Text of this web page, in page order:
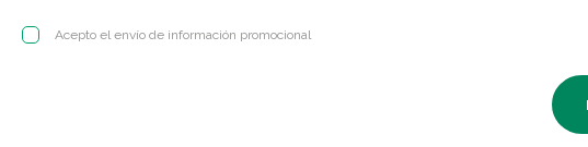
Acepto el envío de información promocional